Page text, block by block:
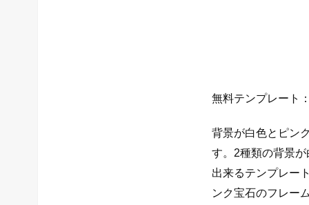
無料テンプレート
背景が白色とピン
す。2種類の背景
出来るテンプレー
ンク宝石のフレー